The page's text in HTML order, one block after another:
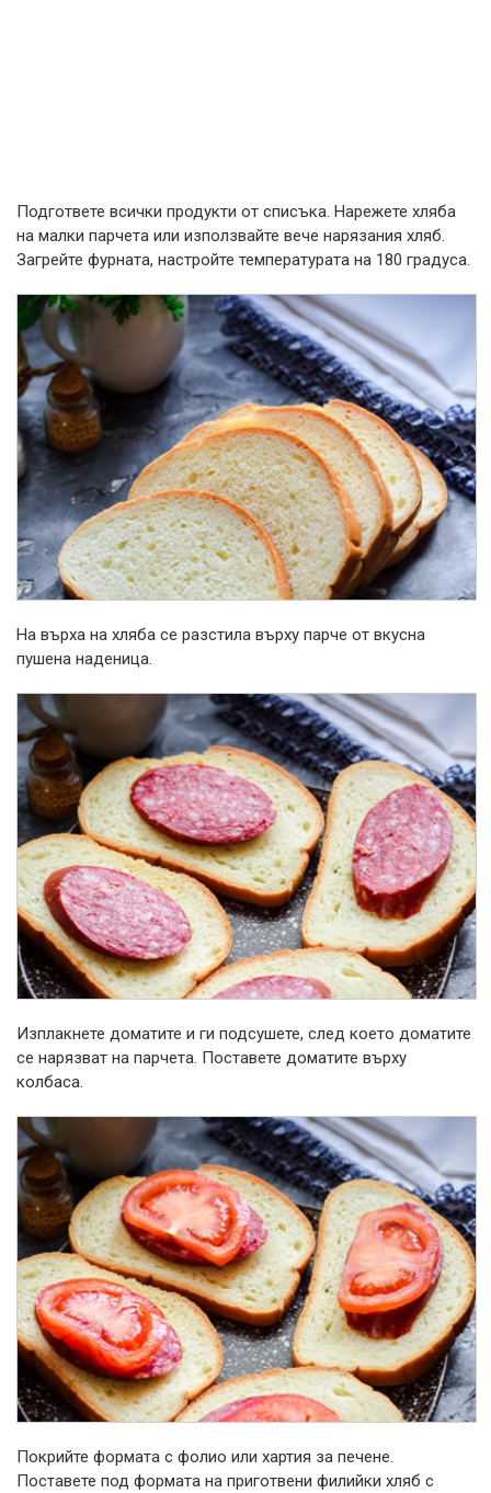
Подгответе всички продукти от списъка. Нарежете хляба
на малки парчета или използвайте вече нарязания хляб.
Загрейте фурната, настройте температурата на 180 градуса.
На върха на хляба се разстила върху парче от вкусна
пушена наденица.
Изплакнете доматите и ги подсушете, след което доматите
се нарязват на парчета. Поставете доматите върху
колбаса.
Покрийте формата с фолио или хартия за печене.
Поставете под формата на приготвени филийки хляб с